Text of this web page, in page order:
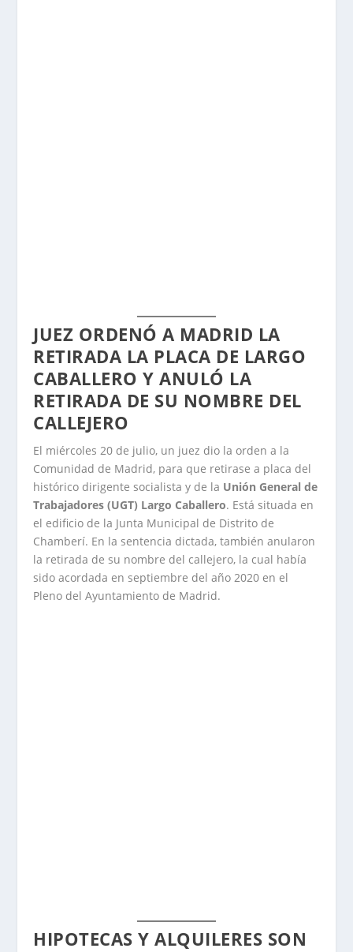
JUEZ ORDENÓ A MADRID LA
RETIRADA LA PLACA DE LARGO
CABALLERO Y ANULÓ LA
RETIRADA DE SU NOMBRE DEL
CALLEJERO
El miércoles 20 de julio, un juez dio la orden a la
Comunidad de Madrid, para que retirase a placa del
histórico dirigente socialista y de la Unión General de
Trabajadores (UGT) Largo Caballero. Está situada en
el edificio de la Junta Municipal de Distrito de
Chamberí. En la sentencia dictada, también anularon
la retirada de su nombre del callejero, la cual había
sido acordada en septiembre del año 2020 en el
Pleno del Ayuntamiento de Madrid.
HIPOTECAS Y ALQUILERES SON